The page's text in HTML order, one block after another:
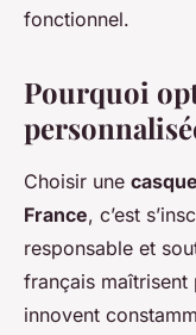
fonctionnel.
Pourquoi
Choisir une
France, c’est
responsable et
français maîtrisent
innovent